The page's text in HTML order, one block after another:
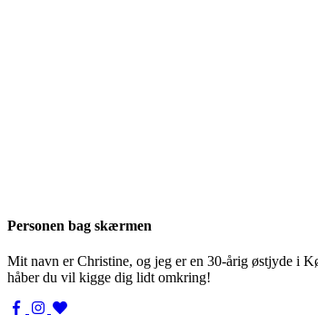
Personen bag skærmen
Mit navn er Christine, og jeg er en 30-årig østjyde i
håber du vil kigge dig lidt omkring!